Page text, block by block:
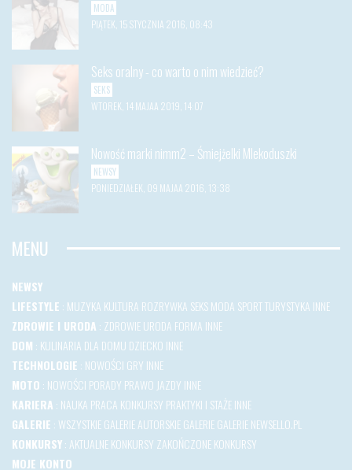
MODA
PIĄTEK, 15 STYCZNIA 2016, 08:43
Seks oralny - co warto o nim wiedzieć?
SEKS
WTOREK, 14 MAJAA 2019, 14:07
Nowość marki nimm2 – Śmiejżelki Mlekoduszki
NEWSY
PONIEDZIAŁEK, 09 MAJAA 2016, 13:38
MENU
NEWSY
LIFESTYLE : MUZYKA KULTURA ROZRYWKA SEKSMODA SPORTTURYSTYKA INNE
ZDROWIE I URODA : ZDROWIEURODA FORMA INNE
DOM : KULINARIA DLA DOMU DZIECKO INNE
TECHNOLOGIE : NOWOŚCI GRY INNE
MOTO : NOWOŚCI PORADY PRAWO JAZDY INNE
KARIERA : NAUKA PRACA KONKURSY PRAKTYKI I STAŻEINNE
GALERIE : WSZYSTKIE GALERIEAUTORSKIE GALERIEGALERIE NEWSELLO.PL
KONKURSY: AKTUALNE KONKURSY ZAKOŃCZONE KONKURSY
MOJE KONTO